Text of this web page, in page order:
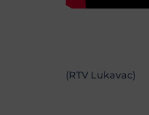
(RTV Lukavac)